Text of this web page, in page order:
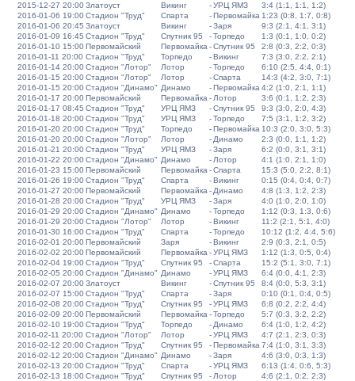
2015-12-27 20:00Златоуст Викинг -УРЦ ЯМЗ
3:4 (1:1, 1:1, 1:2)
2016-01-06 19:00Стадион "Труд" Спарта -Первомайка 1:23 (0:8, 1:7, 0:8)
2016-01-06 20:45 Златоуст Викинг -Заря
9:3 (2:1, 4:1, 3:1)
2016-01-09 16:45 Стадион "Труд" Спутник 95 -Торпедо
1:3 (0:1, 1:0, 0:2)
2016-01-10 15:00Первомайский Первомайка -Спутник 95
2:8 (0:3, 2:2, 0:3)
2016-01-11 20:00 Стадион "Труд" Торпедо -Викинг
7:3 (3:0, 2:2, 2:1)
2016-01-14 20:00Стадион "Лотор" Лотор -Торпедо
6:10 (2:5, 4:4, 0:1)
2016-01-15 20:00Стадион "Лотор" Лотор -Спарта
14:3 (4:2, 3:0, 7:1)
2016-01-15 20:00Стадион "Динамо" Динамо -Первомайка 4:2 (1:0, 2:1, 1:1)
2016-01-17 20:00Первомайский Первомайка - Лотор
3:6 (0:1, 1:2, 2:3)
2016-01-17 08:45 Стадион "Труд" УРЦ ЯМЗ -Спутник 95
9:3 (3:0, 2:0, 4:3)
2016-01-18 20:00Стадион "Труд" УРЦ ЯМЗ -Торпедо
7:5 (3:1, 1:2, 3:2)
2016-01-20 20:00Стадион "Труд" Торпедо -Первомайка 10:3 (2:0, 3:0, 5:3)
2016-01-20 20:00Стадион "Лотор" Лотор - Динамо
2:3 (0:0, 1:1, 1:2)
2016-01-21 20:00Стадион "Труд" УРЦ ЯМЗ -Заря
6:2 (0:0, 3:1, 3:1)
2016-01-22 20:00Стадион "Динамо" Динамо - Лотор
4:1 (1:0, 2:1, 1:0)
2016-01-23 15:00Первомайский Первомайка -Спарта
15:3 (5:0, 2:2, 8:1)
2016-01-26 19:00Стадион "Труд" Спарта -Викинг
0:15 (0:4, 0:4, 0:7)
2016-01-27 20:00Первомайский Первомайка - Динамо
4:8 (1:3, 1:2, 2:3)
2016-01-28 20:00Стадион "Труд" УРЦ ЯМЗ -Заря
4:0 (1:0, 2:0, 1:0)
2016-01-29 20:00Стадион "Динамо" Динамо -Торпедо
1:12 (0:3, 1:3, 0:6)
2016-01-29 20:00Стадион "Лотор" Лотор -Викинг
11:2 (2:1, 5:1, 4:0)
2016-01-30 16:00Стадион "Труд" Спарта -Торпедо
10:12 (1:2, 4:4, 5:6)
2016-02-01 20:00Первомайский Заря -Викинг
2:9 (0:3, 2:1, 0:5)
2016-02-02 20:00Первомайский Первомайка -УРЦ ЯМЗ
1:12 (1:3, 0:5, 0:4)
2016-02-04 19:00Стадион "Труд" Спутник 95 -Спарта
15:2 (5:1, 3:0, 7:1)
2016-02-05 20:00Стадион "Динамо" Динамо -УРЦ ЯМЗ
6:4 (0:0, 4:1, 2:3)
2016-02-07 20:00Златоуст Викинг -Спутник 95
8:4 (0:0, 5:3, 3:1)
2016-02-07 15:00Стадион "Труд" Спарта -Заря
0:10 (0:1, 0:4, 0:5)
2016-02-08 20:00Стадион "Труд" Спутник 95 -УРЦ ЯМЗ
6:8 (0:2, 2:2, 4:4)
2016-02-09 20:00Первомайский Первомайка -Торпедо
5:7 (0:3, 3:2, 2:2)
2016-02-10 19:00Стадион "Труд" Торпедо - Динамо
6:4 (1:0, 1:2, 4:2)
2016-02-11 20:00 Стадион "Лотор" Лотор -УРЦ ЯМЗ
4:7 (2:1, 2:3, 0:3)
2016-02-12 20:00Стадион "Труд" Спутник 95 -Первомайка 7:4 (1:0, 3:1, 3:3)
2016-02-12 20:00Стадион "Динамо" Динамо -Заря
4:6 (3:0, 0:3, 1:3)
2016-02-13 20:00Стадион "Труд" Спарта -УРЦ ЯМЗ
6:13 (1:4, 0:6, 5:3)
2016-02-13 18:00Стадион "Труд" Спутник 95 - Лотор
4:6 (2:1, 0:2, 2:3)